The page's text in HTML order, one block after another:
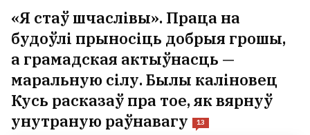
«Я стаў шчаслівы». Праца на
будоўлі прыносіць добрыя грошы,
а грамадская актыўнасць —
маральную сілу. Былы каліновец
Кусь расказаў пра тое, як вярнуў
унутраную раўнавагу
13